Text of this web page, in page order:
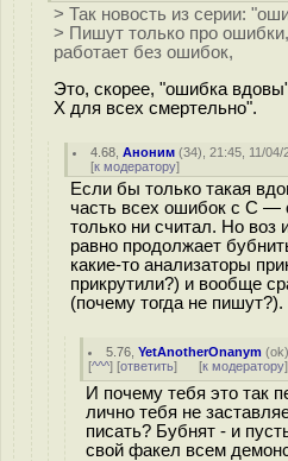
> Так новость из серии:
> Пишут только про
работает без ошибок,
Это, скорее, "ошибка
X для всех смертельно".
4.68 ,Аноним (34), 21:45, 11/04/
[к модератору]
Если бы только такая
часть всех ошибок с С —
только ни считал. Но
равно продолжает
какие-то анализаторы
прикрутили?) и вообще
(почему тогда не пишут?).
5.76 ,YetAnotherOnanym (ok
[^^^] [ответить] [к модератору]
И почему тебя это так
лично тебя не
писать? Бубнят - и
свой факел всем